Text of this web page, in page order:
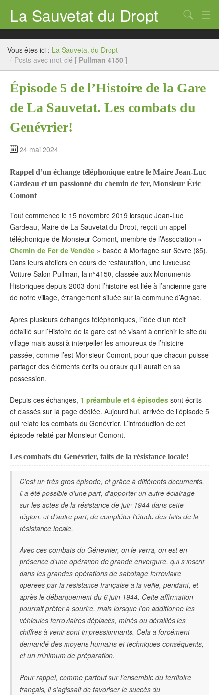
La Sauvetat du Dropt
Accueil
Mairie
Le village
Contact
Chercher
Vous êtes ici : La Sauvetat du Dropt
/ Posts avec mot-clé [ Pullman 4150 ]
Épisode 5 de l’Histoire de la Gare
de La Sauvetat. Les combats du
Genévrier!
24 mai 2024
Rappel d’un échange téléphonique entre le Maire Jean-Luc
Gardeau et un passionné du chemin de fer, Monsieur Éric
Comont
Tout commence le 15 novembre 2019 lorsque Jean-Luc
Gardeau, Maire de La Sauvetat du Dropt, reçoit un appel
téléphonique de Monsieur Comont, membre de l’Association «
Chemin de Fer de Vendée » basée à Mortagne sur Sèvre (85).
Dans leurs ateliers en cours de restauration, une luxueuse
Voiture Salon Pullman, la n°4150, classée aux Monuments
Historiques depuis 2003 dont l’histoire est liée à l’ancienne gare
de notre village, étrangement située sur la commune d’Agnac.
Après plusieurs échanges téléphoniques, l’idée d’un récit
détaillé sur l’Histoire de la gare est né visant à enrichir le site du
village mais aussi à interpeller les amoureux de l’histoire
passée, comme l’est Monsieur Comont, pour que chacun puisse
partager des éléments écrits ou oraux qu’il aurait en sa
possession.
Depuis ces échanges, 1 préambule et 4 épisodes sont écrits
et classés sur la page dédiée. Aujourd’hui, arrivée de l’épisode 5
qui relate les combats du Genévrier. L’introduction de cet
épisode relaté par Monsieur Comont.
Les combats du Genévrier, faits de la résistance locale!
C’est un très gros épisode, et grâce à différents documents,
il a été possible d’une part, d’apporter un autre éclairage
sur les actes de la résistance de juin 1944 dans cette
région, et d’autre part, de compléter l’étude des faits de la
résistance locale.
Avec ces combats du Génevrier, on le verra, on est en
présence d’une opération de grande envergure, qui s’inscrit
dans les grandes opérations de sabotage ferroviaire
opérées par la résistance française à la veille, pendant, et
après le débarquement du 6 juin 1944. Cette affirmation
pourrait prêter à sourire, mais lorsque l’on additionne les
véhicules ferroviaires déplacés, minés ou déraillés les
chiffres à venir sont impressionnants. Cela a forcément
demandé des moyens humains ettechniques conséquents,
et un minimum de préparation.
Pour rappel, comme partout sur l’ensemble du territoire
français, il s’agissait de favoriser le succès du